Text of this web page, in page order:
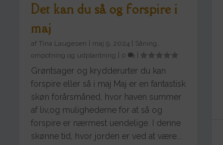
Det kan du så og forspire i
maj
af Tina Laugesen maj 9, 2024
Såning,
ompotning og udplantning
0
Grøntsager og krydderurter du kan
forspire eller så i maj Maj er en fantastisk
skøn forårsmåned, hvor haven summer
af liv,og mulighederne for at så og
forspire er nærmest uendelige. I denne
skønne tid, hvor jorden er ved at være...